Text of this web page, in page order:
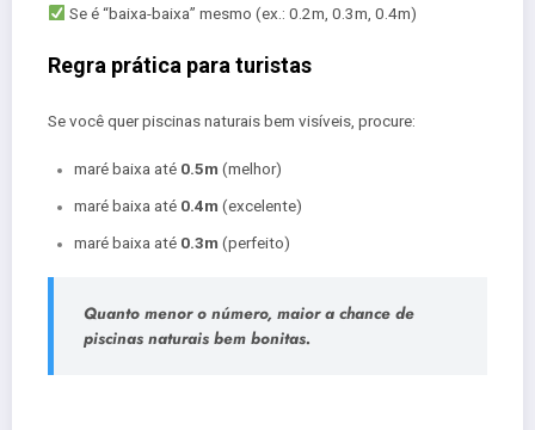
Se é “baixa-baixa” mesmo (ex.: 0.2m, 0.3m, 0.4m)
Regra prática para turistas
Se você quer piscinas naturais bem visíveis, procure:
maré baixa até 0.5m (melhor)
maré baixa até 0.4m (excelente)
maré baixa até 0.3m (perfeito)
Quanto menor o número, maior a chance de
piscinas naturais bem bonitas.